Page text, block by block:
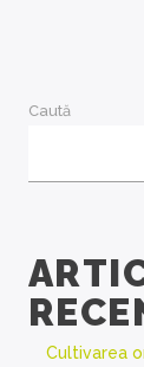
Caută
Cultivarea